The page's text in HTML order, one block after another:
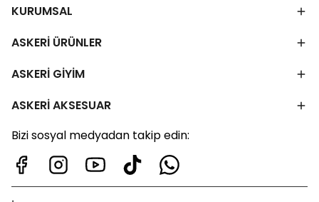
KURUMSAL
ASKERİ ÜRÜNLER
ASKERİ GİYİM
ASKERİ AKSESUAR
Bizi sosyal medyadan takip edin: